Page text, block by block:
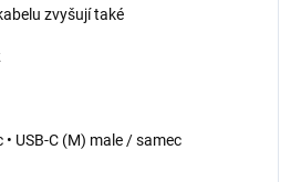
zvyšují také
• USB-C (M) male / samec